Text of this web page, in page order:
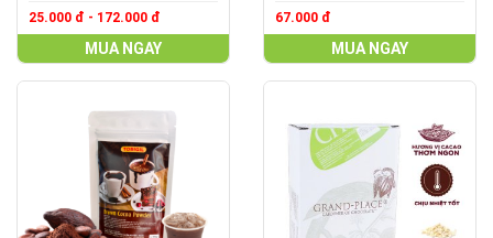
25.000 đ - 172.000 đ
MUA NGAY
67.000 đ
MUA NGAY